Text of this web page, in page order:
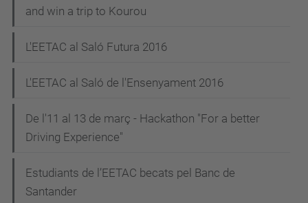
and win a trip to Kourou
L'EETAC al Saló Futura 2016
L'EETAC al Saló de l'Ensenyament 2016
De l'11 al 13 de març - Hackathon "For a better
Driving Experience"
Estudiants de l’EETAC becats pel Banc de
Santander